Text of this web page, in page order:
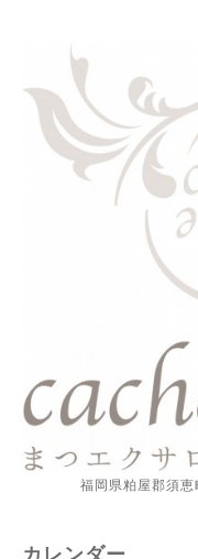
福岡県粕屋郡須